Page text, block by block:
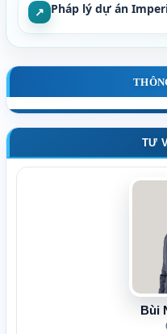
↗ Pháp lý dự án
TƯ
Bùi